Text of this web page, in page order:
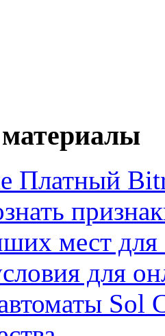
Платный
мест для
для
Sol